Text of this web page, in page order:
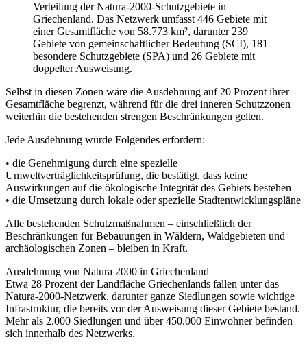
Verteilung der Natura-2000-Schutzgebiete in
Griechenland. Das Netzwerk umfasst 446 Gebiete mit
einer Gesamtfläche von 58.773 km², darunter 239
Gebiete von gemeinschaftlicher Bedeutung (SCI), 181
besondere Schutzgebiete (SPA) und 26 Gebiete mit
doppelter Ausweisung.
Selbst in diesen Zonen wäre die Ausdehnung auf 20 Prozent ihrer
Gesamtfläche begrenzt, während für die drei inneren Schutzzonen
weiterhin die bestehenden strengen Beschränkungen gelten.
Jede Ausdehnung würde Folgendes erfordern:
• die Genehmigung durch eine spezielle
Umweltverträglichkeitsprüfung, die bestätigt, dass keine
Auswirkungen auf die ökologische Integrität des Gebiets bestehen
• die Umsetzung durch lokale oder spezielle Stadtentwicklungspläne
Alle bestehenden Schutzmaßnahmen – einschließlich der
Beschränkungen für Bebauungen in Wäldern, Waldgebieten und
archäologischen Zonen – bleiben in Kraft.
Ausdehnung von Natura 2000 in Griechenland
Etwa 28 Prozent der Landfläche Griechenlands fallen unter das
Natura-2000-Netzwerk, darunter ganze Siedlungen sowie wichtige
Infrastruktur, die bereits vor der Ausweisung dieser Gebiete bestand.
Mehr als 2.000 Siedlungen und über 450.000 Einwohner befinden
sich innerhalb des Netzwerks.